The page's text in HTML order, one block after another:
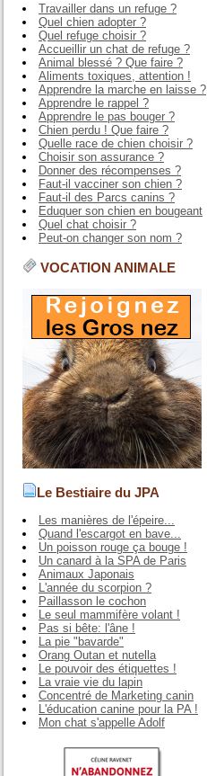
Travailler dans un refuge ?
Quel chien adopter ?
Quel refuge choisir ?
Accueillir un chat de refuge ?
Animal blessé ? Que faire ?
Aliments toxiques, attention !
Apprendre la marche en laisse ?
Apprendre le rappel ?
Apprendre le pas bouger ?
Chien perdu ! Que faire ?
Quelle race de chien choisir ?
Choisir son assurance ?
Donner des récompenses ?
Faut-il vacciner son chien ?
Faut-il des Parcs canins ?
Eduquer son chien en bougeant
Quel chat choisir ?
Peut-on changer son nom ?
VOCATION ANIMALE
Le Bestiaire du JPA
Les manières de l'épeire...
Quand l'escargot en bave...
Un poisson rouge ça bouge !
Un canard à la SPA de Paris
Animaux Japonais
L'année du scorpion ?
Paillasson le cochon
Le seul mammifère volant !
Pas si bête: l'âne !
La pie "bavarde"
Orang Outan et nutella
Le pouvoir des étiquettes !
La vraie vie du lapin
Concentré de Marketing canin
L'éducation canine pour la PA !
Mon chat s'appelle Adolf